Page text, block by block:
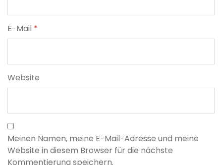
E-Mail *
Website
Meinen Namen, meine E-Mail-Adresse und meine
Website in diesem Browser für die nächste
Kommentierung speichern.